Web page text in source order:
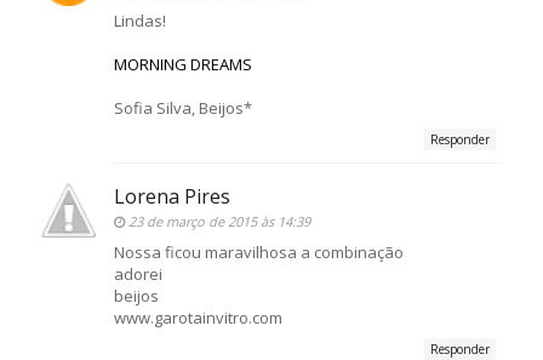
Lindas!
MORNING DREAMS
Sofia Silva, Beijos*
Responder
Lorena Pires
23 de março de 2015 às 14:39
Nossa ficou maravilhosa a combinação
adorei
beijos
www.garotainvitro.com
Responder